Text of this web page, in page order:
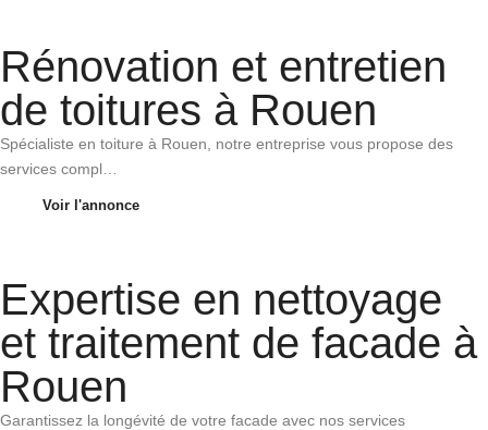
Rénovation et entretien
de toitures à Rouen
Spécialiste en toiture à Rouen, notre entreprise vous propose des
services compl…
Voir l'annonce
Expertise en nettoyage
et traitement de facade à
Rouen
Garantissez la longévité de votre facade avec nos services